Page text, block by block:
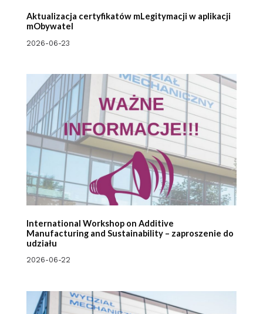
Aktualizacja certyfikatów mLegitymacji w aplikacji
mObywatel
2026-06-23
International Workshop on Additive
Manufacturing and Sustainability – zaproszenie do
udziału
2026-06-22